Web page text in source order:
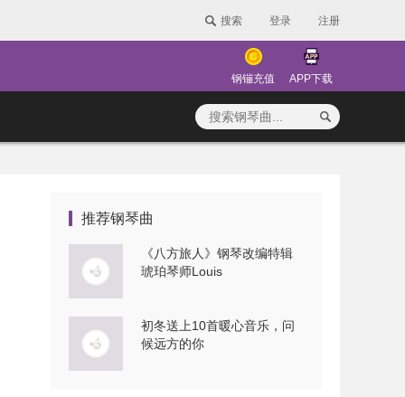
搜索 登录 注册
钢镚充值 APP下载
推荐钢琴曲
《八方旅人》钢琴改编特辑
琥珀琴师Louis
初冬送上10首暖心音乐，问
候远方的你